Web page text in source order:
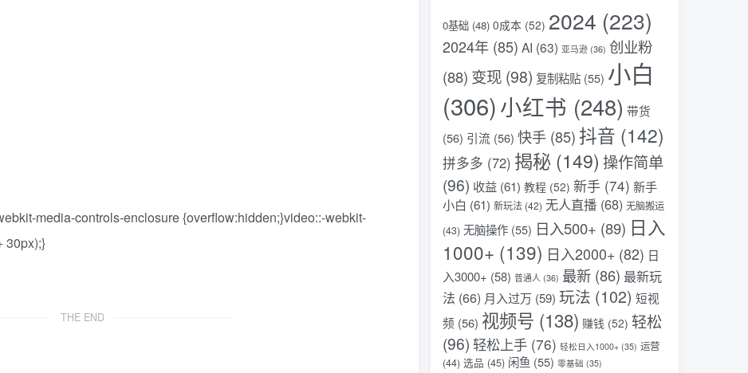
media-controls-enclosure {overflow:hidden;}video::-webkit-
30px);}
THE END
0基础 (48) 0成本 (52) 2024 (223)
2024年 (85) AI (63) 亚马逊 (36) 创业粉
(88) 变现 (98) 复制粘贴 (55) 小白
(306)小红书 (248) 带货
(56) 引流 (56) 快手 (85) 抖音 (142)
拼多多 (72) 揭秘 (149) 操作简单
(96) 收益 (61) 教程 (52) 新手 (74) 新手
小白 (61) 新玩法 (42) 无人直播 (68) 无脑搬运
(43) 无脑操作 (55) 日入500+ (89) 日入
1000+ (139) 日入2000+ (82) 日
入3000+ (58) 普通人 (36) 最新 (86) 最新玩
法 (66) 月入过万 (59) 玩法 (102) 短视
频 (56) 视频号 (138) 赚钱 (52) 轻松
(96) 轻松上手 (76) 轻松日入1000+ (35) 运营
(44) 选品 (45) 闲鱼 (55) 零基础 (35)